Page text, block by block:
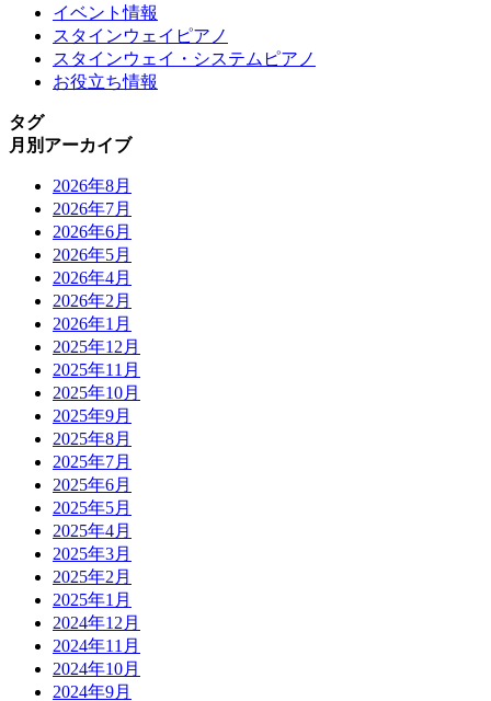
イベント情報
スタインウェイピアノ
スタインウェイ・システムピアノ
お役立ち情報
タグ
月別アーカイブ
2026年8月
2026年7月
2026年6月
2026年5月
2026年4月
2026年2月
2026年1月
2025年12月
2025年11月
2025年10月
2025年9月
2025年8月
2025年7月
2025年6月
2025年5月
2025年4月
2025年3月
2025年2月
2025年1月
2024年12月
2024年11月
2024年10月
2024年9月